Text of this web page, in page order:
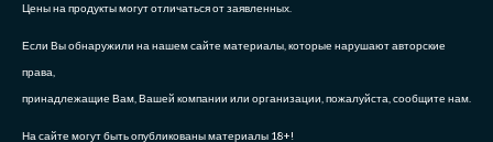
Цены на продукты могут отличаться от заявленных.
Если Вы обнаружили на нашем сайте материалы, которые нарушают авторские
права,
принадлежащие Вам, Вашей компании или организации, пожалуйста, сообщите нам.
На сайте могут быть опубликованы материалы 18+!